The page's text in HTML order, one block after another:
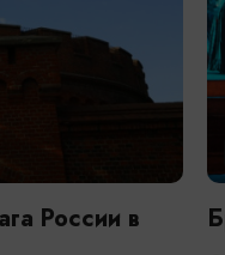
России в